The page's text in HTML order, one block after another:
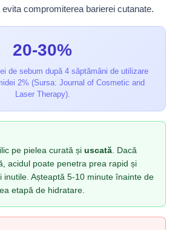
compromiterea barierei cutanate.
20-30%
de sebum după 4 săptămâni de utilizare
2% (Sursa: Journal of Cosmetic and
Laser Therapy).
pe pielea curată și uscată . Dacă
acidul poate penetra prea rapid și
inutile. Așteaptă 5-10 minute înainte de
etapă de hidratare.